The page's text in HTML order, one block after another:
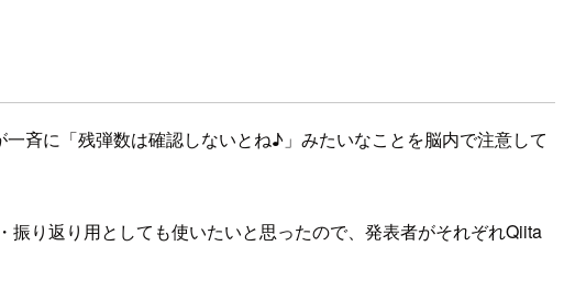
斉に「残弾数は確認しないとね♪」みたいなことを脳内で注意して
り返り用としても使いたいと思ったので、発表者がそれぞれQiita